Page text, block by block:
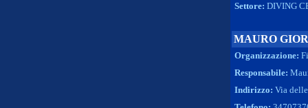
Settore: DIVING
MAURO
Organizzazione:
Responsabile:
Indirizzo: Via